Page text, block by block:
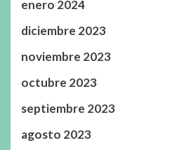
enero 2024
diciembre 2023
noviembre 2023
octubre 2023
septiembre 2023
agosto 2023